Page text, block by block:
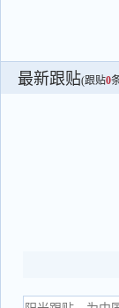
最新跟贴(跟贴0